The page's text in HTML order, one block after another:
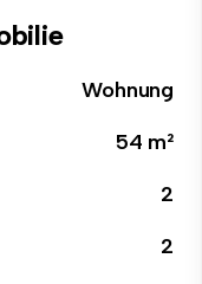
Wohnung
54 m²
2
2